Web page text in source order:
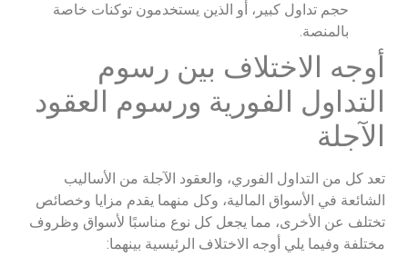
حجم تداول كبير، أو الذين يستخدمون توكنات خاصة
بالمنصة.
أوجه الاختلاف بين رسوم
التداول الفورية ورسوم العقود
الآجلة
تعد كل من التداول الفوري، والعقود الآجلة من الأساليب
الشائعة في الأسواق المالية، وكل منهما يقدم مزايا وخصائص
تختلف عن الأخرى، مما يجعل كل نوع مناسبًا لأسواق وظروف
مختلفة وفيما يلي أوجه الاختلاف الرئيسية بينهما: